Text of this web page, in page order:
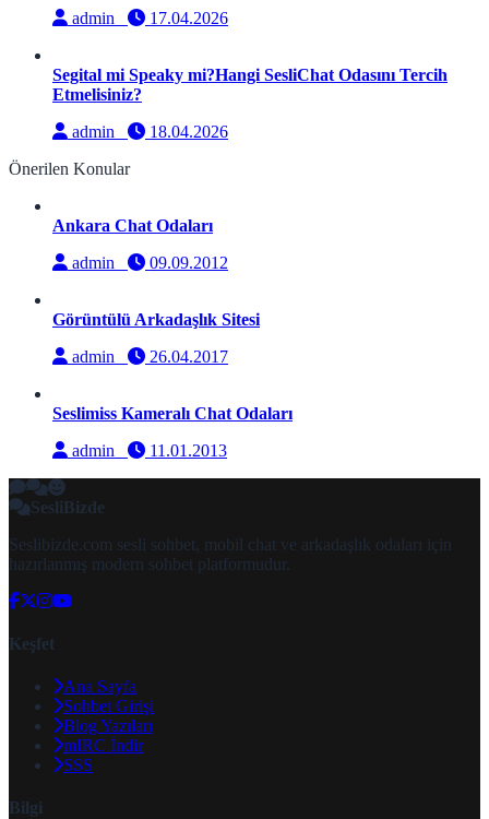
admin
17.04.2026
Segital mi Speaky mi?Hangi SesliChat Odasını Tercih
Etmelisiniz?
admin
18.04.2026
Önerilen Konular
Ankara Chat Odaları
admin
09.09.2012
Görüntülü Arkadaşlık Sitesi
admin
26.04.2017
Seslimiss Kameralı Chat Odaları
admin
11.01.2013
SesliBizde
Seslibizde.com sesli sohbet, mobil chat ve arkadaşlık odaları için
hazırlanmış modern sohbet platformudur.
Keşfet
Ana Sayfa
Sohbet Girişi
Blog Yazıları
mIRC İndir
SSS
Bilgi